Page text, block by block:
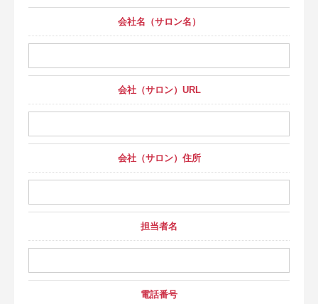
会社名（サロン名）
会社（サロン）URL
会社（サロン）住所
担当者名
電話番号